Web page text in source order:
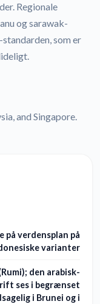
Regionale
og sarawak-
som er
and Singapore.
på verdensplan på
varianter
den arabisk-
ses i begrænset
i Brunei og i